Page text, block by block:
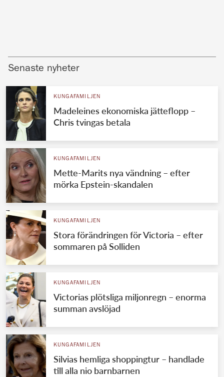
Senaste nyheter
KUNGAFAMILJEN
Madeleines ekonomiska jätteflopp –
Chris tvingas betala
KUNGAFAMILJEN
Mette-Marits nya vändning – efter
mörka Epstein-skandalen
KUNGAFAMILJEN
Stora förändringen för Victoria – efter
sommaren på Solliden
KUNGAFAMILJEN
Victorias plötsliga miljonregn – enorma
summan avslöjad
KUNGAFAMILJEN
Silvias hemliga shoppingtur – handlade
till alla nio barnbarnen